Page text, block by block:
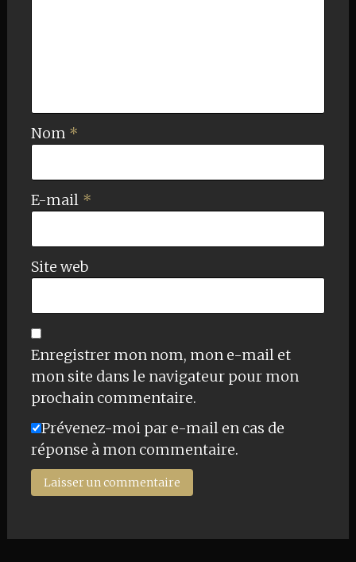
Nom *
E-mail *
Site web
Enregistrer mon nom, mon e-mail et
mon site dans le navigateur pour mon
prochain commentaire.
Prévenez-moi par e-mail en cas de
réponse à mon commentaire.